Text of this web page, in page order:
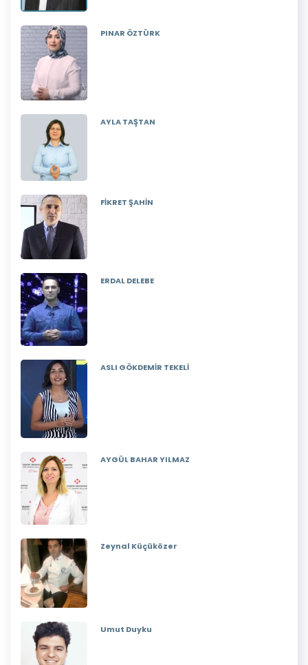
PINAR ÖZTÜRK
AYLA TAŞTAN
FİKRET ŞAHİN
ERDAL DELEBE
ASLI GÖKDEMİR TEKELİ
AYGÜL BAHAR YILMAZ
Zeynal Küçüközer
Umut Duyku